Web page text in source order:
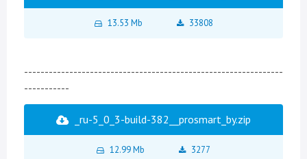
13.53 Mb 33808
---------------------------------------------------------------
-----------
_ru-5_0_3-build-382__prosmart_by.zip
12.99 Mb 3277